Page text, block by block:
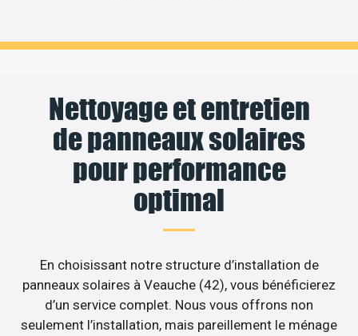
Nettoyage et entretien
de panneaux solaires
pour performance
optimal
En choisissant notre structure d’installation de
panneaux solaires à Veauche (42), vous bénéficierez
d’un service complet. Nous vous offrons non
seulement l’installation, mais pareillement le ménage